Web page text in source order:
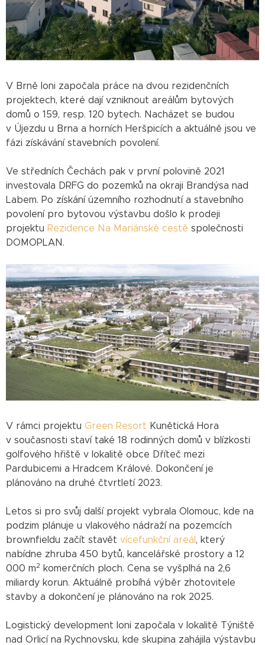
V Brně loni započala práce na dvou rezidenčních
projektech, které dají vzniknout areálům bytových
domů o 159, resp. 120 bytech. Nacházet se budou
v Újezdu u Brna a horních Heršpicích a aktuálně jsou ve
fázi získávání stavebních povolení.
Ve středních Čechách pak v první polovině 2021
investovala DRFG do pozemků na okraji Brandýsa nad
Labem. Po získání územního rozhodnutí a stavebního
povolení pro bytovou výstavbu došlo k prodeji
projektu Rezidence Na Mariánské cestě společnosti
DOMOPLAN.
V rámci projektu Green Resort Kunětická Hora
v současnosti staví také 18 rodinných domů v blízkosti
golfového hřiště v lokalitě obce Dříteč mezi
Pardubicemi a Hradcem Králové. Dokončení je
plánováno na druhé čtvrtletí 2023.
Letos si pro svůj další projekt vybrala Olomouc, kde na
podzim plánuje u vlakového nádraží na pozemcích
brownfieldu začít stavět vícefunkční areál , který
nabídne zhruba 450 bytů, kancelářské prostory a 12
000 m2
komerčních ploch. Cena se vyšplhá na 2,6
miliardy korun. Aktuálně probíhá výběr zhotovitele
stavby a dokončení je plánováno na rok 2025.
Logistický development loni započala v lokalitě Týniště
nad Orlicí na Rychnovsku, kde skupina zahájila výstavbu